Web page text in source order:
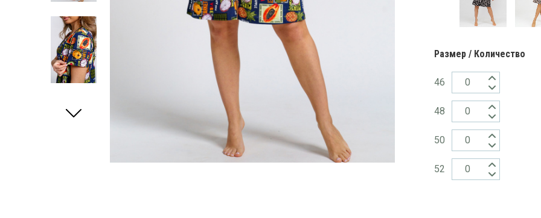
Размер / Количество
46
48
50
52